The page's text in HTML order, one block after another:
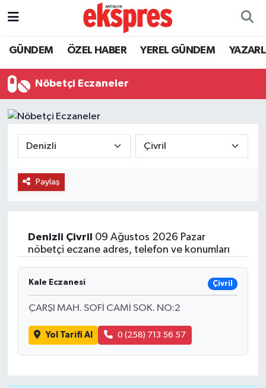
GÜNDEM ÖZEL HABER YEREL GÜNDEM
Nöbetçi Eczaneler
Paylaş
Denizli Çivril
09 Ağustos 2026 Pazar
nöbetçi eczane adres, telefon ve konumları
Kale Eczanesi Çivril
ÇARŞI MAH. SOFİ CAMİ SOK. NO:2
Yol Tarifi Al 0 (258) 713 56 57
ÖZEL HABER
EKONOMİ
SAĞLIK
DÜNYA
TURİZM
Nöbetçi Eczaneler
Süper Lig Puan Durumu ve Fikstür